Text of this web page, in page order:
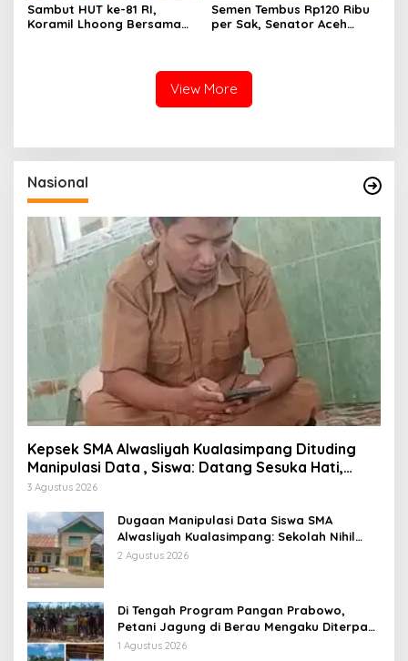
Sambut HUT ke-81 RI,
Koramil Lhoong Bersama
Semen Tembus Rp120 Ribu
per Sak, Senator Aceh
View More
Nasional
Kepsek SMA Alwasliyah Kualasimpang Dituding
Manipulasi Data , Siswa: Datang Sesuka Hati,
Dana MBG Disalurkan ke Guru & Pesantren
3 Agustus 2026
Dugaan Manipulasi Data Siswa SMA
Alwasliyah Kualasimpang: Sekolah Nihil
Murid Tapi Terima Dana BOS & Paket
2 Agustus 2026
Di Tengah Program Pangan Prabowo,
Petani Jagung di Berau Mengaku Diterpa
Tekanan Aparat
1 Agustus 2026